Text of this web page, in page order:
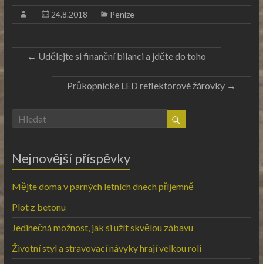
24.8.2018 Peníze
← Udělejte si finanční bilanci a jděte do toho
Průkopnické LED reflektorové žárovky →
Nejnovější příspěvky
Mějte doma v parných letních dnech příjemně
Plot z betonu
Jedinečná možnost, jak si užít skvělou zábavu
Životní styl a stravovací návyky hrají velkou roli